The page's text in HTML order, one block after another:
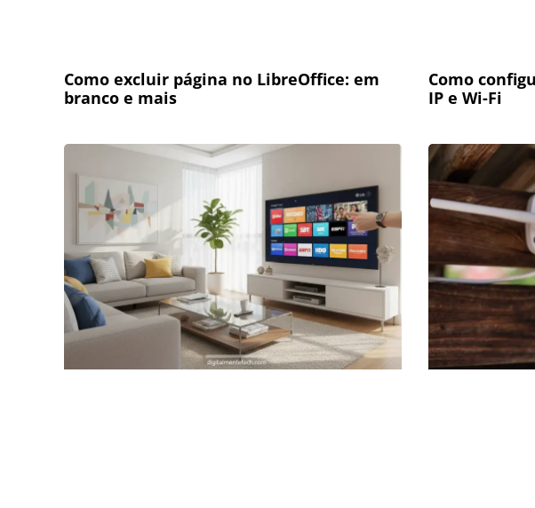
Como excluir página no LibreOffice: em
branco e mais
Como
IP e Wi-Fi